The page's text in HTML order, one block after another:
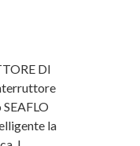
DI
la